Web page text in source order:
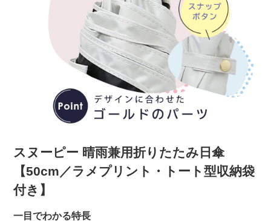
スヌーピー 晴雨兼用折りたたみ日傘
【50cm／ラメプリント・トート型収納袋
付き】
一目でわかる特長